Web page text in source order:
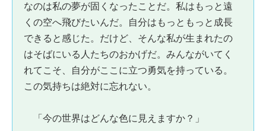
なのは私の夢が固くなったことだ。私はもっと遠
くの空へ飛びたいんだ。自分はもっともっと成長
できると感じた。だけど、そんな私が生まれたの
はそばにいる人たちのおかげだ。みんながいてく
れてこそ、自分がここに立つ勇気を持っている。
この気持ちは絶対に忘れない。
「今の世界はどんな色に見えますか？」